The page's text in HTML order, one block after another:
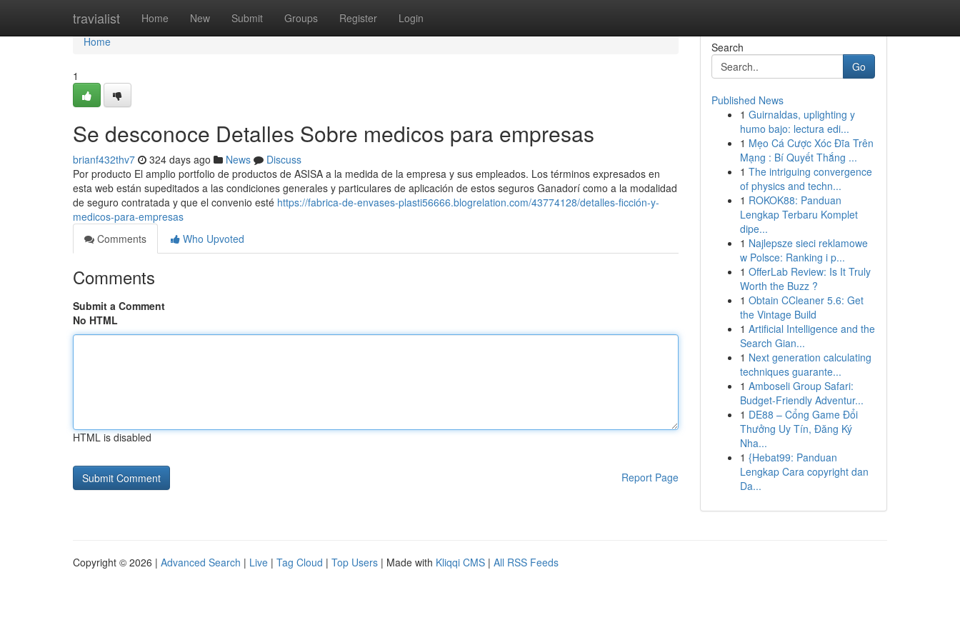
travialist Home New Submit Groups Register Login
Home
Home
1
Se desconoce Detalles Sobre medicos para empresas
brianf432thv7 324 days ago News
Discuss
Por producto El amplio portfolio de productos de ASISA a la medida de la empresa y sus empleados. Los términos expresados en
esta web están supeditados a las condiciones generales y particulares de aplicación de estos seguros Ganadorí como a la modalidad
de seguro contratada y que el convenio esté https://fabrica-de-envases-plasti56666.blogrelation.com/43774128/detalles-ficción-y-
medicos-para-empresas
Comments
Who Upvoted
Comments
Submit a Comment
No HTML
HTML is disabled
Report Page
Search
Go
Published News
1 Guirnaldas, uplighting y
humo bajo: lectura edi...
1 Mẹo Cá Cược Xóc Đĩa Trên
Mạng : Bí Quyết Thắng ...
1 The intriguing convergence
of physics and techn...
1 ROKOK88: Panduan
Lengkap Terbaru Komplet
dipe...
1 Najlepsze sieci reklamowe
w Polsce: Ranking i p...
1 OfferLab Review: Is It Truly
Worth the Buzz ?
1 Obtain CCleaner 5.6: Get
the Vintage Build
1 Artificial Intelligence and the
Search Gian...
1 Next generation calculating
techniques guarante...
1 Amboseli Group Safari:
Budget-Friendly Adventur...
1 DE88 – Cổng Game Đổi
Thưởng Uy Tín, Đăng Ký
Nha...
1 {Hebat99: Panduan
Lengkap Cara copyright dan
Da...
Copyright © 2026 | Advanced Search | Live | Tag Cloud | Top Users | Made with Kliqqi CMS | All RSS Feeds